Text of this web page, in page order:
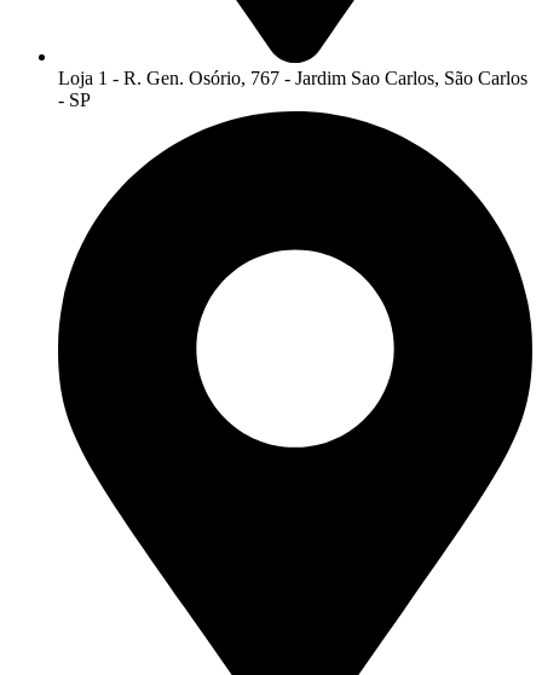
Loja 1 - R. Gen. Osório, 767 - Jardim Sao Carlos, São Carlos
- SP